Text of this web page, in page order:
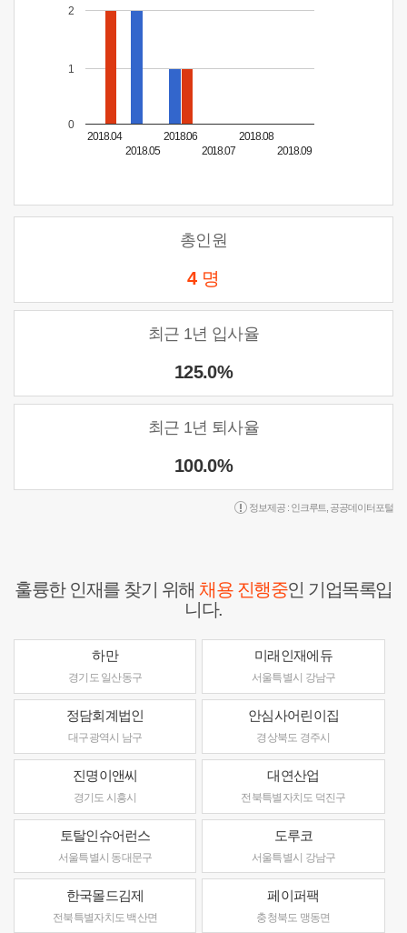
2018.04
2018.05
2018.06
2018.07
2018.08
2018.09
0
1
2
총인원
4 명
최근 1년 입사율
125.0%
최근 1년 퇴사율
100.0%
정보제공 : 인크루트 공공데이터포털
훌륭한 인재를 찾기 위해채용 진행중인 기업목록입
니다.
하만
경기도 일산동구
미래인재에듀
서울특별시 강남구
정담회계법인
대구광역시 남구
안심사어린이집
경상북도 경주시
진명이앤씨
경기도 시흥시
대연산업
전북특별자치도 덕진구
토탈인슈어런스
서울특별시 동대문구
도루코
서울특별시 강남구
한국몰드김제
전북특별자치도 백산면
페이퍼팩
충청북도 맹동면